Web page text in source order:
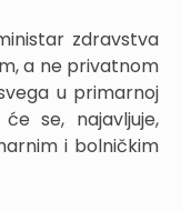
zdravstva
a ne privatnom
u primarnoj
se, najavljuje,
i bolničkim